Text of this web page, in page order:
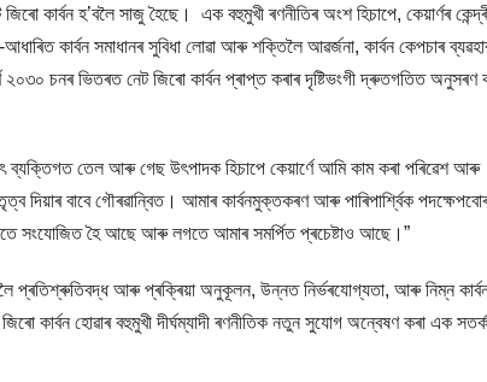
কাৰ্বন হ’বলৈ সাজু হৈছে। এক বহুমুখী ৰণনীতিৰ অংশ হিচাপে, কেয়াৰ্ণৰ
কাৰ্বন সমাধানৰ সুবিধা লোৱা আৰু শক্তিলৈ আৱৰ্জনা, কাৰ্বন কেপচাৰ
চনৰ ভিতৰত নেট জিৰো কাৰ্বন প্ৰাপ্ত কৰাৰ দৃষ্টিভংগী দ্ৰুতগতিত অনুসৰণ
ব্যক্তিগত তেল আৰু গেছ উৎপাদক হিচাপে কেয়াৰ্ণে আমি কাম কৰা পৰিৱেশ আৰু
দিয়াৰ বাবে গৌৰৱান্বিত। আমাৰ কাৰ্বনমুক্তকৰণ আৰু পাৰিপাৰ্শ্বিক
সংযোজিত হৈ আছে আৰু লগতে আমাৰ সমৰ্পিত প্ৰচেষ্টাও আছে।”
প্ৰতিশ্ৰুতিবদ্ধ আৰু প্ৰক্ৰিয়া অনুকূলন, উন্নত নিৰ্ভৰযোগ্যতা, আৰু নিম্ন
কাৰ্বন হোৱাৰ বহুমুখী দীৰ্ঘম্যাদী ৰণনীতিক নতুন সুযোগ অন্বেষণ কৰা এক সতৰ্ক